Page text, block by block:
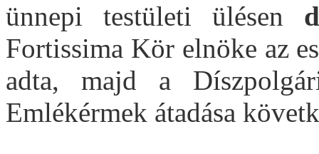
ünnepi testületi ülésen
Fortissima Kör elnöke az
adta, majd a
Emlékérmek átadása